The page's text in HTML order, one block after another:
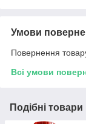
Умови
Повернення
Всі умови
Подібні товари